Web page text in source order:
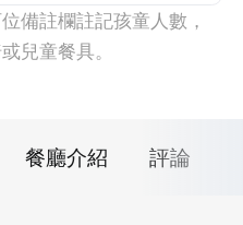
備註欄註記孩童人數，
兒童餐具。
餐廳介紹 評論